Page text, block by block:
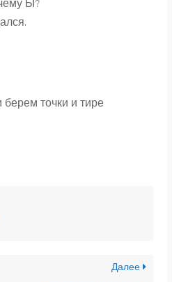
Ы?
берем точки и тире
Далее